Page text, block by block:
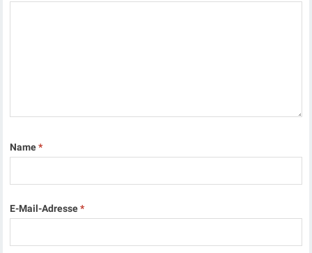
Name*
E-Mail-Adresse*